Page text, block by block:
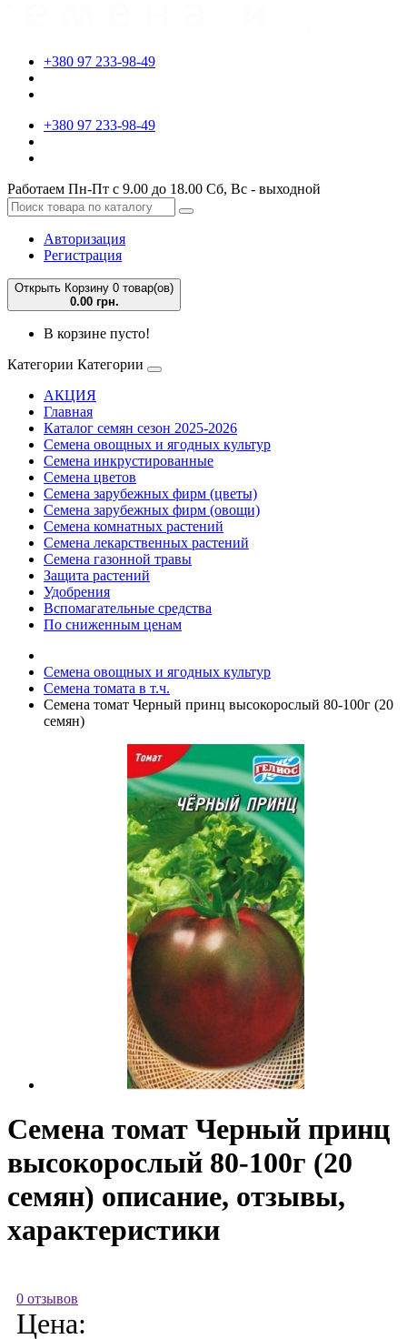
+380 97 233-98-49
+380 97 233-98-49
Работаем Пн-Пт с 9.00 до 18.00 Сб, Вс - выходной
Авторизация
Регистрация
Открыть Корзину 0 товар(ов)
0.00 грн.
В корзине пусто!
Категории Категории
АКЦИЯ
Главная
Каталог семян сезон 2025-2026
Семена овощных и ягодных культур
Семена инкрустированные
Семена цветов
Семена зарубежных фирм (цветы)
Семена зарубежных фирм (овощи)
Семена комнатных растений
Семена лекарственных растений
Семена газонной травы
Защита растений
Удобрения
Вспомагательные средства
По сниженным ценам
Семена овощных и ягодных культур
Семена томата в т.ч.
Семена томат Черный принц высокорослый 80-100г (20
семян)
Семена томат Черный принц
высокорослый 80-100г (20
семян) описание, отзывы,
характеристики
0 отзывов
Цена: